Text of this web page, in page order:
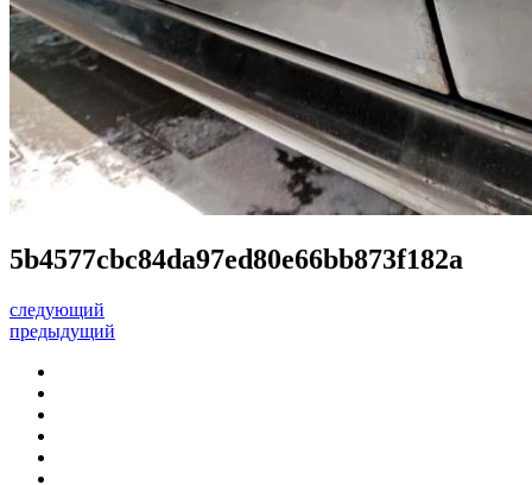
5b4577cbc84da97ed80e66bb873f182a
следующий
предыдущий